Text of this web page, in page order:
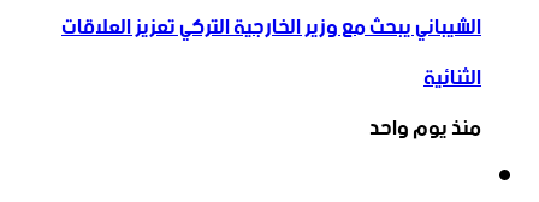
الشيباني يبحث مع وزير الخارجية التركي تعزيز العلاقات
الثنائية
منذ يوم واحد